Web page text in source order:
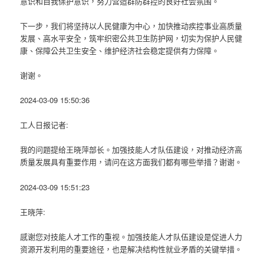
下一步，我们将坚持以人民健康为中心，加快推动疾控事业高质量
发展、高水平安全，筑牢织密公共卫生防护网，切实为保护人民健
康、保障公共卫生安全、维护经济社会稳定提供有力保障。
谢谢。
2024-03-09 15:50:36
工人日报记者:
我的问题提给王晓萍部长。加强技能人才队伍建设，对推动经济高
质量发展具有重要作用，请问在这方面我们都有哪些举措？谢谢。
2024-03-09 15:51:23
王晓萍:
感谢您对技能人才工作的重视。加强技能人才队伍建设是促进人力
资源开发利用的重要途径，也是解决结构性就业矛盾的关键举措。